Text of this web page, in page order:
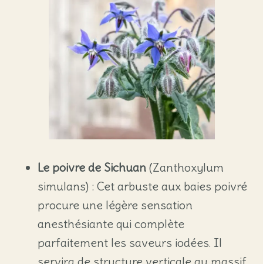
Le poivre de Sichuan (Zanthoxylum
simulans) : Cet arbuste aux baies poivré
procure une légère sensation
anesthésiante qui complète
parfaitement les saveurs iodées. Il